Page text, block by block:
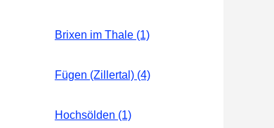
Brixen im Thale (1)
Fügen (Zillertal) (4)
Hochsölden (1)